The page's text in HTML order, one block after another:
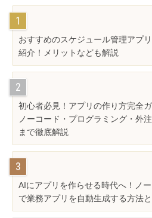
おすすめのスケジュール管理アプ
紹介！メリットなども解説
初心者必見！アプリの作り方完全ガ
ノーコード・プログラミング・外
まで徹底解説
AIにアプリを作らせる時代へ！ノ
で業務アプリを自動生成する方法